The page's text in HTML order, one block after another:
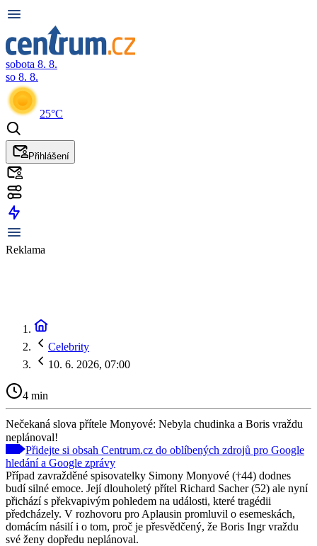
sobota 8. 8.
so 8. 8.
25°C
Přihlášení
Reklama
Celebrity
10. 6. 2026, 07:00
4 min
Nečekaná slova přítele Monyové: Nebyla chudinka a Boris vraždu
neplánoval!
Přidejte si obsah Centrum.cz do oblíbených zdrojů pro Google
hledání a Google zprávy
Případ zavražděné spisovatelky Simony Monyové (†44) dodnes
budí silné emoce. Její dlouholetý přítel Richard Sacher (52) ale nyní
přichází s překvapivým pohledem na události, které tragédii
předcházely. V rozhovoru pro Aplausin promluvil o esemeskách,
domácím násilí i o tom, proč je přesvědčený, že Boris Ingr vraždu
své ženy dopředu neplánoval.